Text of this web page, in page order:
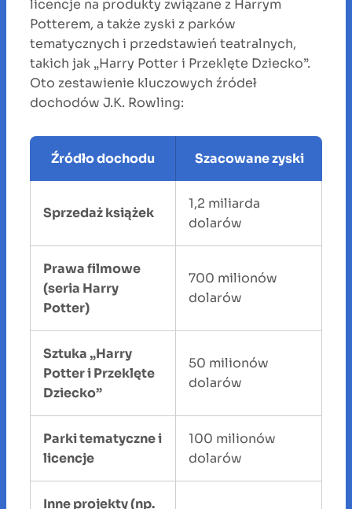
licencje na produkty związane z Harrym
Potterem, a także zyski z parków
tematycznych i przedstawień teatralnych,
takich jak „Harry Potter i Przeklęte Dziecko”.
Oto zestawienie kluczowych źródeł
dochodów J.K. Rowling:
Źródło dochodu Szacowane zyski
Sprzedaż książek
1,2 miliarda
dolarów
Prawa filmowe
(seria Harry
Potter)
700 milionów
dolarów
Sztuka „Harry
Potter i Przeklęte
Dziecko”
50 milionów
dolarów
Parki tematyczne i
licencje
100 milionów
dolarów
Inne projekty (np.